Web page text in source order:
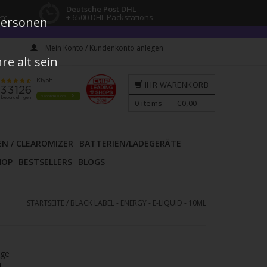
Deutsche Post DHL
+ 6500 DHL Packstations
Mein Konto / Kundenkonto anlegen
/ CLEAROMIZER
BATTERIEN/LADEGERÄTE
BESTSELLERS BLOGS
IHR WARENKORB
0 items €0,00
STARTSEITE / BLACK LABEL - ENERGY - E-LIQUID - 10ML
alt sein